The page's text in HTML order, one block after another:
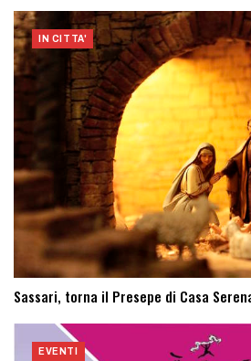
IN CITTA'
Sassari, torna il Presepe di Casa
EVENTI